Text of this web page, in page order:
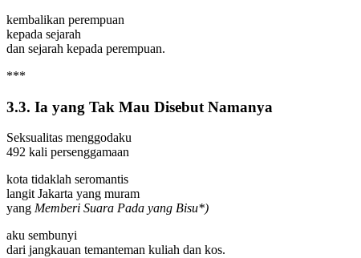
kembalikan perempuan
kepada sejarah
dan sejarah kepada perempuan.
***
3.3. Ia yang Tak Mau Disebut Namanya
Seksualitas menggodaku
492 kali persenggamaan
kota tidaklah seromantis
langit Jakarta yang muram
yang Memberi Suara Pada yang Bisu*)
aku sembunyi
dari jangkauan temanteman kuliah dan kos.